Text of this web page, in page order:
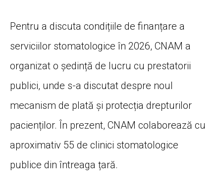
Pentru a discuta condițiile de finanțare a
serviciilor stomatologice în 2026, CNAM a
organizat o ședință de lucru cu prestatorii
publici, unde s-a discutat despre noul
mecanism de plată și protecția drepturilor
pacienților. În prezent, CNAM colaborează cu
aproximativ 55 de clinici stomatologice
publice din întreaga țară.